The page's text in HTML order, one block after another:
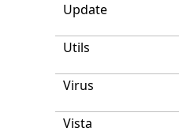
Update
Utils
Virus
Vista